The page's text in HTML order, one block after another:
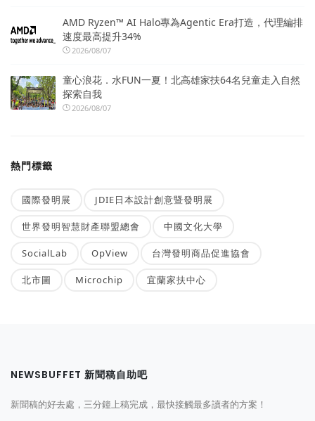
AMD Ryzen™ AI Halo專為Agentic Era打造，代理編排
速度最高提升34%
2026/08/07
童心浪花．水FUN一夏！北高雄家扶64名兒童走入自然
探索自我
2026/08/07
熱門標籤
國際發明展 JDIE日本設計創意暨發明展
世界發明智慧財產聯盟總會 中國文化大學
SocialLab OpView 台灣發明商品促進協會
北市圖 Microchip 宜蘭家扶中心
NEWSBUFFET 新聞稿自助吧
新聞稿的好去處，三分鐘上稿完成，最快接觸最多讀者的方案！